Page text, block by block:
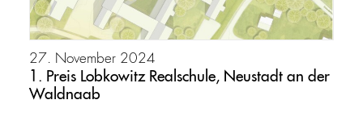
27. November 2024
1. Preis Lobkowitz Realschule, Neustadt an der
Waldnaab